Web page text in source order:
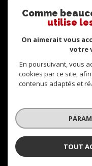
Cookies
© 2026 | Tous droits
Réalisé par
Comme
utilise
On aimerait vous
votre
En poursuivant, vous
cookies par ce site,
contenus adaptés et
TOUT